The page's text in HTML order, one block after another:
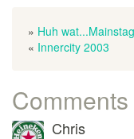
» Huh
« Innercity 2003
Comments
Chris